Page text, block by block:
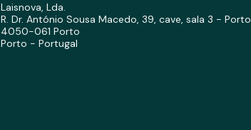
Laisnova, Lda.
R. Dr. António Sousa Macedo, 39, cave, sala 3 - Porto
4050-061 Porto
Porto - Portugal